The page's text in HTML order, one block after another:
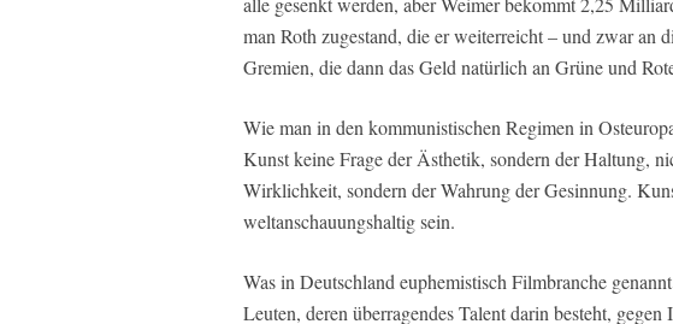
man Roth zugestand, die er weiterreicht – und zwar an
Gremien, die dann das Geld natürlich an Grüne und
Wie man in den kommunistischen Regimen in
Kunst keine Frage der Ästhetik, sondern der Haltung,
Wirklichkeit, sondern der Wahrung der Gesinnung.
weltanschauungshaltig sein.
Was in Deutschland euphemistisch Filmbranche
Leuten, deren überragendes Talent darin besteht,